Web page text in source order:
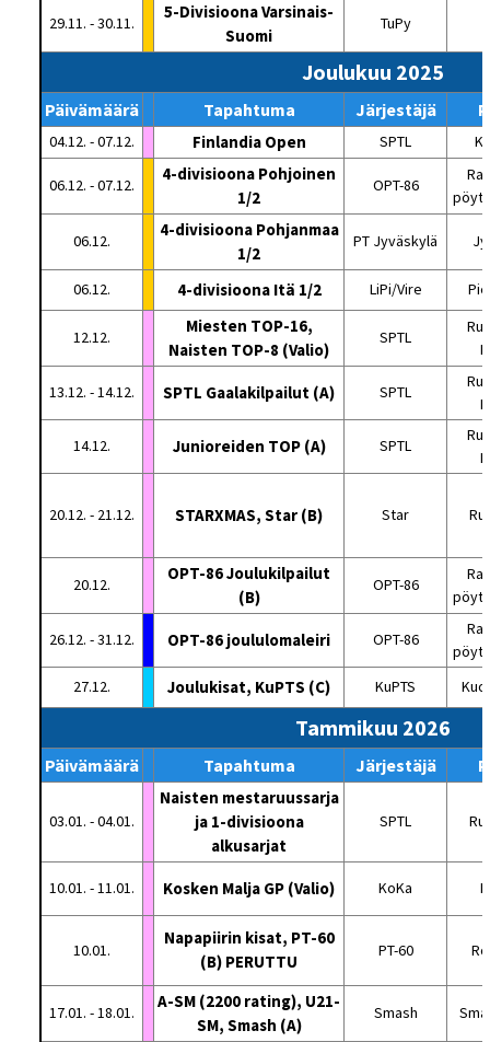
29.11. - 30.11.
5-Divisioona Varsinais-
Suomi
TuPy
Joulukuu 2025
Päivämäärä Tapahtuma Järjestäjä
04.12. - 07.12. Finlandia Open SPTL
06.12. - 07.12.
4-divisioona Pohjoinen
1/2
OPT-86
06.12.
4-divisioona Pohjanmaa
1/2
PT Jyväskylä
06.12. 4-divisioona Itä 1/2 LiPi/Vire
12.12.
Miesten TOP-16,
Naisten TOP-8 (Valio)
SPTL
13.12. - 14.12. SPTL Gaalakilpailut (A) SPTL
14.12. Junioreiden TOP (A) SPTL
20.12. - 21.12. STARXMAS, Star (B) Star
20.12.
OPT-86 Joulukilpailut
(B)
OPT-86
26.12. - 31.12. OPT-86 joululomaleiri OPT-86
27.12.
Joulukisat, KuPTS (C) KuPTS
Tammikuu 2026
Päivämäärä Tapahtuma Järjestäjä
03.01. - 04.01.
Naisten mestaruussarja
ja 1-divisioona
alkusarjat
SPTL
10.01. - 11.01. Kosken Malja GP (Valio) KoKa
10.01.
Napapiirin kisat, PT-60
(B) PERUTTU
PT-60
17.01. - 18.01.
A-SM (2200 rating), U21-
SM, Smash (A)
Smash